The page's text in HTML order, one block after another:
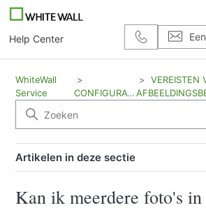
Help Center
WhiteWall
Service
CONFIGURATIE
VEREISTEN
Artikelen in deze sectie
Kan ik meerdere foto's